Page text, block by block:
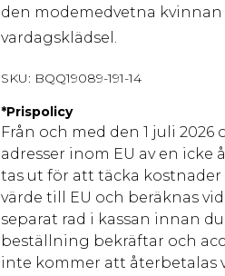
den modemedvetna
vardagsklädsel.
SKU: BQQ19089-191-14
*Prispolicy
Från och med den 1 juli
adresser inom EU av en
tas ut för att täcka
värde till EU och beräknas
separat rad i kassan innan
beställning bekräftar och
inte kommer att återbetalas